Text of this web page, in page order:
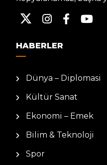
HABERLER
Dünya – Diplomasi
Kültür Sanat
Ekonomi – Emek
Bilim & Teknoloji
Spor